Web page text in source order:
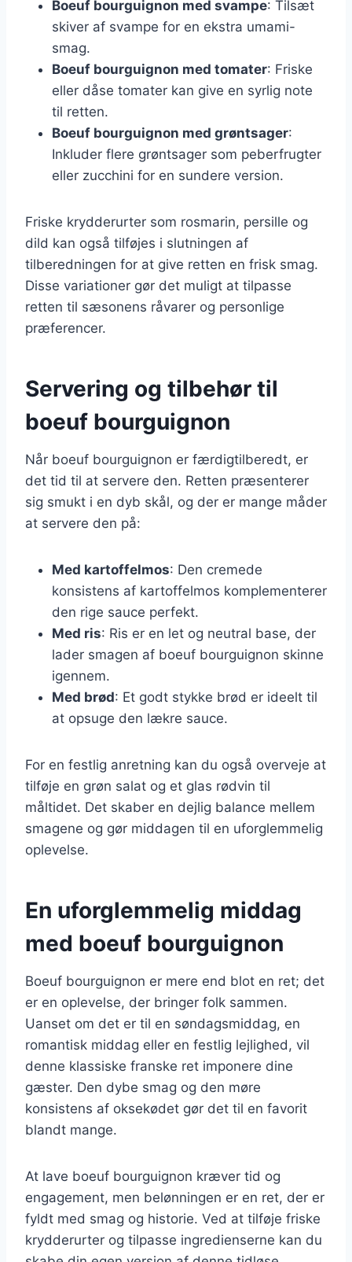
Boeuf bourguignon med svampe: Tilsæt
skiver af svampe for en ekstra umami-
smag.
Boeuf bourguignon med tomater: Friske
eller dåse tomater kan give en syrlig note
til retten.
Boeuf bourguignon med grøntsager:
Inkluder flere grøntsager som peberfrugter
eller zucchini for en sundere version.
Friske krydderurter som rosmarin, persille og
dild kan også tilføjes i slutningen af
tilberedningen for at give retten en frisk smag.
Disse variationer gør det muligt at tilpasse
retten til sæsonens råvarer og personlige
præferencer.
Servering og tilbehør til
boeuf bourguignon
Når boeuf bourguignon er færdigtilberedt, er
det tid til at servere den. Retten præsenterer
sig smukt i en dyb skål, og der er mange måder
at servere den på:
Med kartoffelmos: Den cremede
konsistens af kartoffelmos komplementerer
den rige sauce perfekt.
Med ris: Ris er en let og neutral base, der
lader smagen af boeuf bourguignon skinne
igennem.
Med brød: Et godt stykke brød er ideelt til
at opsuge den lækre sauce.
For en festlig anretning kan du også overveje at
tilføje en grøn salat og et glas rødvin til
måltidet. Det skaber en dejlig balance mellem
smagene og gør middagen til en uforglemmelig
oplevelse.
En uforglemmelig middag
med boeuf bourguignon
Boeuf bourguignon er mere end blot en ret; det
er en oplevelse, der bringer folk sammen.
Uanset om det er til en søndagsmiddag, en
romantisk middag eller en festlig lejlighed, vil
denne klassiske franske ret imponere dine
gæster. Den dybe smag og den møre
konsistens af oksekødet gør det til en favorit
blandt mange.
At lave boeuf bourguignon kræver tid og
engagement, men belønningen er en ret, der er
fyldt med smag og historie. Ved at tilføje friske
krydderurter og tilpasse ingredienserne kan du